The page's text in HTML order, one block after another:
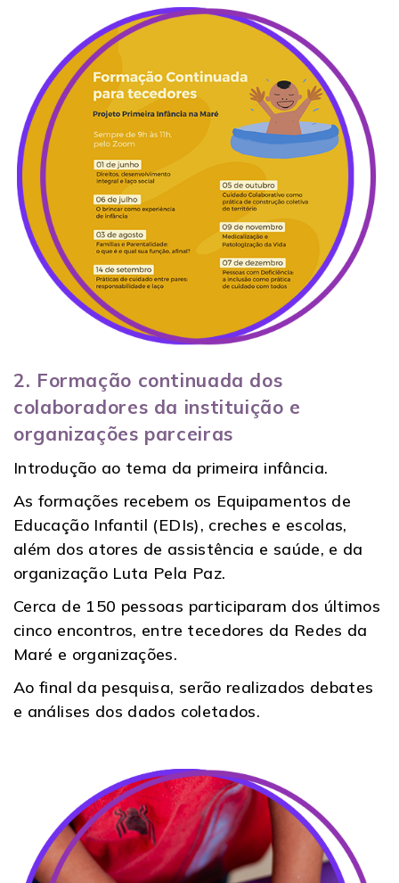
2. Formação continuada dos
colaboradores da instituição e
organizações parceiras
Introdução ao tema da primeira infância.
As formações recebem os Equipamentos de
Educação Infantil (EDIs), creches e escolas,
além dos atores de assistência e saúde, e da
organização Luta Pela Paz.
Cerca de 150 pessoas participaram dos últimos
cinco encontros, entre tecedores da Redes da
Maré e organizações.
Ao final da pesquisa, serão realizados debates
e análises dos dados coletados.